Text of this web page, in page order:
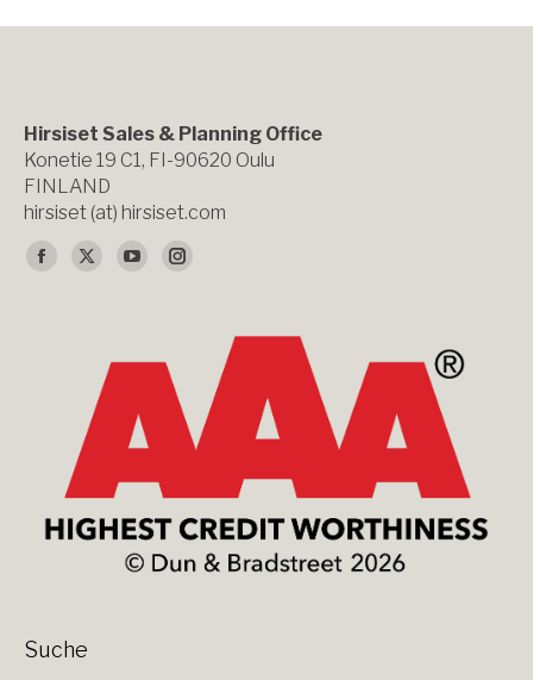
Hirsiset Sales & Planning Office
Konetie 19 C1, FI-90620 Oulu
FINLAND
hirsiset (at) hirsiset.com
Finden Sie uns auf:
Facebook
window
X
opens
in
new
window
YouTube
opens
new
window
Instagram
opens
in
new
window
Suche